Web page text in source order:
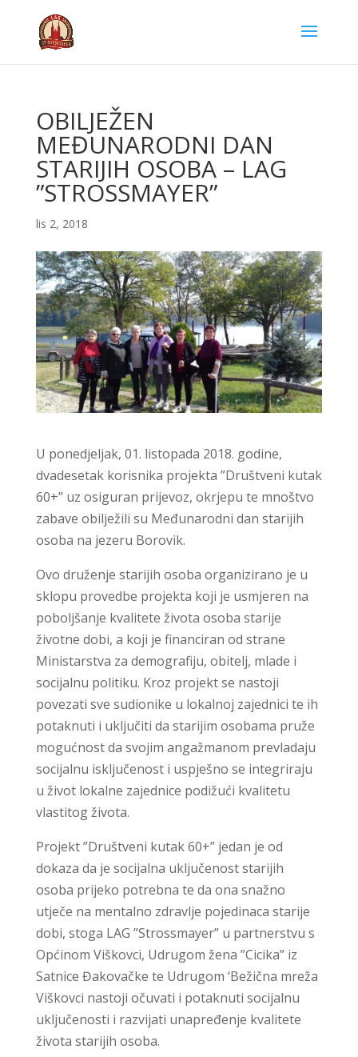
OBILJEŽEN
MEĐUNARODNI DAN
STARIJIH OSOBA – LAG
”STROSSMAYER”
lis 2, 2018
U ponedjeljak, 01. listopada 2018. godine,
dvadesetak korisnika projekta ”Društveni kutak
60+” uz osiguran prijevoz, okrjepu te mnoštvo
zabave obilježili su Međunarodni dan starijih
osoba na jezeru Borovik.
Ovo druženje starijih osoba organizirano je u
sklopu provedbe projekta koji je usmjeren na
poboljšanje kvalitete života osoba starije
životne dobi, a koji je financiran od strane
Ministarstva za demografiju, obitelj, mlade i
socijalnu politiku. Kroz projekt se nastoji
povezati sve sudionike u lokalnoj zajednici te ih
potaknuti i uključiti da starijim osobama pruže
mogućnost da svojim angažmanom prevladaju
socijalnu isključenost i uspješno se integriraju
u život lokalne zajednice podižući kvalitetu
vlastitog života.
Projekt ”Društveni kutak 60+” jedan je od
dokaza da je socijalna uključenost starijih
osoba prijeko potrebna te da ona snažno
utječe na mentalno zdravlje pojedinaca starije
dobi, stoga LAG ”Strossmayer” u partnerstvu s
Općinom Viškovci, Udrugom žena ”Cicika” iz
Satnice Đakovačke te Udrugom ‘Bežična mreža
Viškovci nastoji očuvati i potaknuti socijalnu
uključenosti i razvijati unapređenje kvalitete
života starijih osoba.